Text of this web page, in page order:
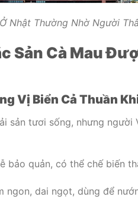
Nhật Thường Nhờ Người
Sản Cà Mau
Vị Biển Cả Thuần
sản tươi sống, nhưng người
bảo quản, có thể chế biến
ngon, dai ngọt, dùng để